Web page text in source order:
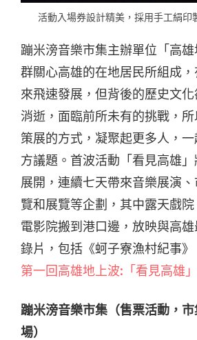
活動入場券設計精美，採用手工絹印
蹦米滂音樂市集主辦單位「高
群關心高雄的在地居民所組成
來飛速發展，但背後的歷史文
消逝，面臨前所未有的挑戰，
策展的方式，凝聚起更多人，
方議題。首波活動「看見高雄
展開，連續七天帶來音樂展演
覽和展覽等企劃，其中露天戲
電影院搬到港口邊，放映與高
錄片，包括《蚵子寮漁村紀事
第一回高雄地上波:「看見高雄」
蹦米滂音樂市集（售票活動，
場）